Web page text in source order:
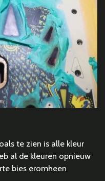
te zien is alle kleur
al de kleuren opnieuw
bies eromheen